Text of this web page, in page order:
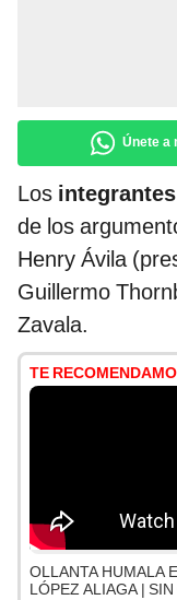
Únete a
Los
de los
Henry Ávila
Guillermo
Zavala.
TE
OLLANTA HUMALA
LÓPEZ ALIAGA |